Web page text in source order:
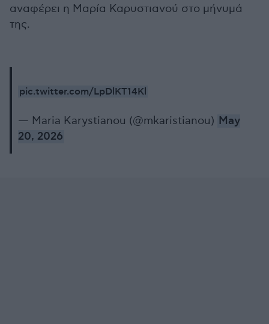
αναφέρει η Μαρία Καρυστιανού στο μήνυμά
της.
pic.twitter.com/LpDlKT14Kl
— Maria Karystianou (@mkaristianou) May
20, 2026